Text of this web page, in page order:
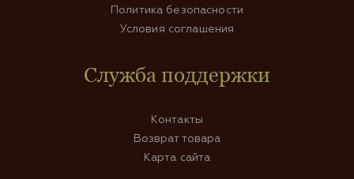
Политика безопасности
Условия соглашения
Служба поддержки
Контакты
Возврат товара
Карта сайта